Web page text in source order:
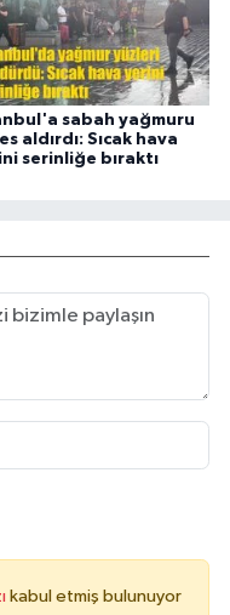
sabah yağmuru
aldırdı: Sıcak hava
serinliğe bıraktı
kabul etmiş bulunuyor